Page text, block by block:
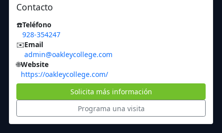
Contacto
☎️Teléfono
928-354247
✉️Email
admin@oakleycollege.com
🌐Website
https://oakleycollege.com/
Solicita más información
Programa una visita